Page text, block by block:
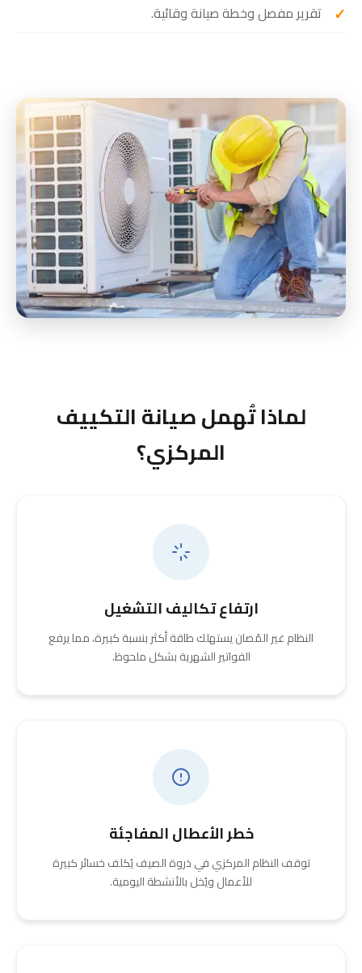
تقرير مفصل وخطة صيانة وقائية.
لماذا تُهمل صيانة التكييف
المركزي؟
ارتفاع تكاليف التشغيل
النظام غير المُصان يستهلك طاقة أكثر بنسبة كبيرة، مما يرفع
الفواتير الشهرية بشكل ملحوظ.
خطر الأعطال المفاجئة
توقف النظام المركزي في ذروة الصيف يُكلف خسائر كبيرة
للأعمال ويُخل بالأنشطة اليومية.